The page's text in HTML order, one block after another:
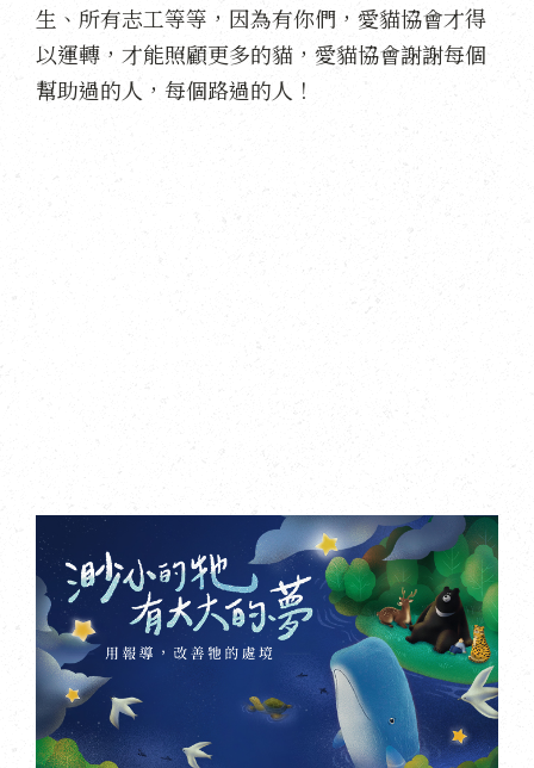
生、所有志工等等，因為有你們，愛貓協會才得
以運轉，才能照顧更多的貓，愛貓協會謝謝每個
幫助過的人，每個路過的人！